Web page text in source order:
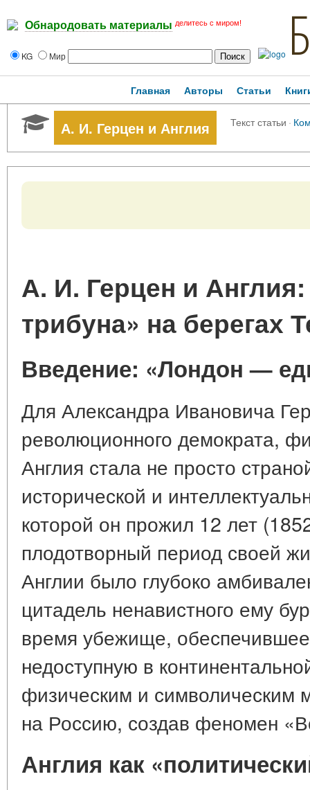
Обнародовать материалы делитесь с миром!
KG Мир
Главная Авторы Статьи
А. И. Герцен и Англия Текст статьи ·
А. И. Герцен и
трибуна» на берегах
Введение: «Лондон —
Для Александра Ивановича
революционного демократа,
Англия стала не просто
исторической и
которой он прожил 12 лет
плодотворный период своей
Англии было глубоко
цитадель ненавистного ему
время убежище,
недоступную в
физическим и символическим
на Россию, создав феномен
Англия как